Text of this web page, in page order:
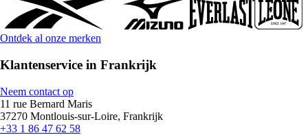
Ontdek al onze merken
Klantenservice in Frankrijk
Neem contact op
11 rue Bernard Maris
37270 Montlouis-sur-Loire, Frankrijk
+33 1 86 47 62 58